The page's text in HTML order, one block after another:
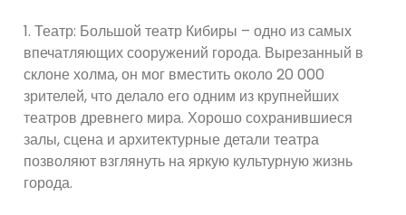
1. Театр: Большой театр Кибиры – одно из самых
впечатляющих сооружений города. Вырезанный в
склоне холма, он мог вместить около 20 000
зрителей, что делало его одним из крупнейших
театров древнего мира. Хорошо сохранившиеся
залы, сцена и архитектурные детали театра
позволяют взглянуть на яркую культурную жизнь
города.